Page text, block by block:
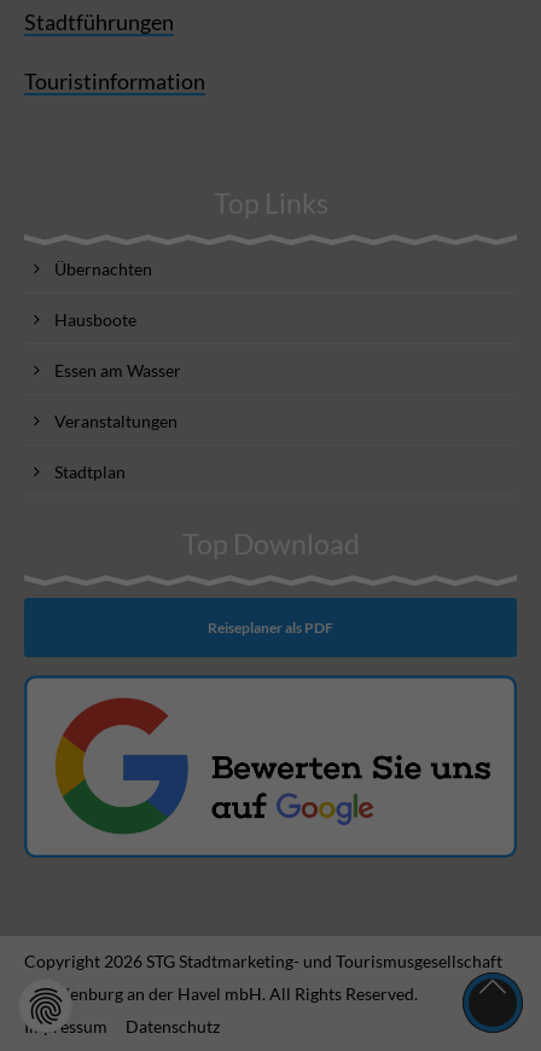
Stadtführungen
Touristinformation
Top Links
Übernachten
Hausboote
Essen am Wasser
Veranstaltungen
Stadtplan
Top Download
Reiseplaner als PDF
Copyright 2026 STG Stadtmarketing- und Tourismusgesellschaft
Brandenburg an der Havel mbH. All Rights Reserved.
Impressum
Datenschutz